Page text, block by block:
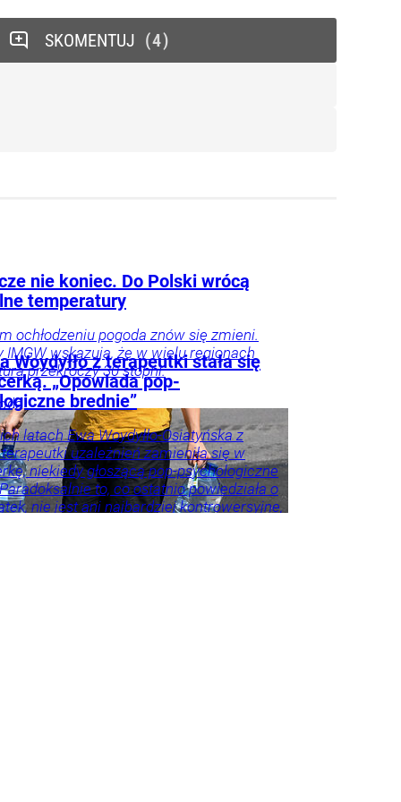
SKOMENTUJ 4
nie koniec. Do Polski wrócą
temperatury
ochłodzeniu pogoda znów się zmieni.
IMGW wskazują, że w wielu regionach
przekroczy 30 stopni.
Woydyłło z terapeutki stała się
„Opowiada pop-
brednie”
latach Ewa Woydyłło-Osiatyńska z
uzależnień zamieniła się w
niekiedy głoszącą pop-psychologiczne
to, co ostatnio powiedziała o
nie jest ani najbardziej kontrowersyjne,